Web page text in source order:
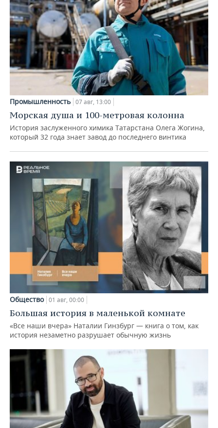
Промышленность 07 авг, 13:00
Морская душа и 100-метровая колонна
История заслуженного химика Татарстана Олега Жогина,
который 32 года знает завод до последнего винтика
Общество 01 авг, 00:00
Большая история в маленькой комнате
«Все наши вчера» Наталии Гинзбург — книга о том, как
история незаметно разрушает обычную жизнь